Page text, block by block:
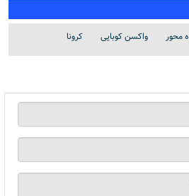
محور واکسن کوبایی کرونا